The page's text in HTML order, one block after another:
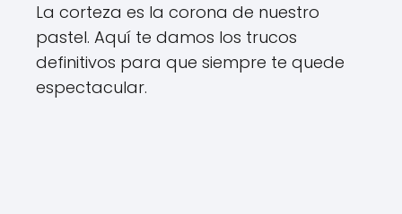
La corteza es la corona de nuestro
pastel. Aquí te damos los trucos
definitivos para que siempre te quede
espectacular.